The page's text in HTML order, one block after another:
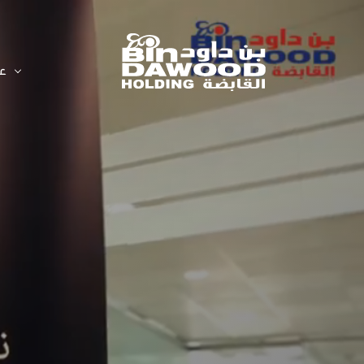
بن داود
نظرة عامة عن الشركة
الرسم البيانى لسعر السهم
البيانات المالية للشركة
الأرباح
لوائح عمل اللجان
تقارير الممارسات البيئية
والاجتماعية والحوكمة
ابق على اتصال
سياسة الإبلاغ عن المخالفات